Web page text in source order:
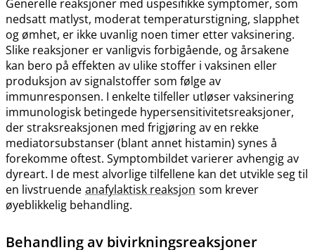
Generelle reaksjoner med uspesifikke symptomer, som
nedsatt matlyst, moderat temperaturstigning, slapphet
og ømhet, er ikke uvanlig noen timer etter vaksinering.
Slike reaksjoner er vanligvis forbigående, og årsakene
kan bero på effekten av ulike stoffer i vaksinen eller
produksjon av signalstoffer som følge av
immunresponsen. I enkelte tilfeller utløser vaksinering
immunologisk betingede hypersensitivitetsreaksjoner,
der straksreaksjonen med frigjøring av en rekke
mediatorsubstanser (blant annet histamin) synes å
forekomme oftest. Symptombildet varierer avhengig av
dyreart. I de mest alvorlige tilfellene kan det utvikle seg til
en livstruende anafylaktisk reaksjon som krever
øyeblikkelig behandling.
Behandling av bivirkningsreaksjoner